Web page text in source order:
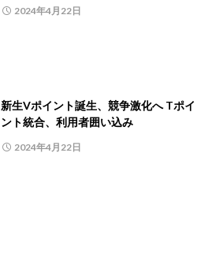
2024年4月22日
新生Vポイント誕生、競争激化へ Tポイ
ント統合、利用者囲い込み
2024年4月22日